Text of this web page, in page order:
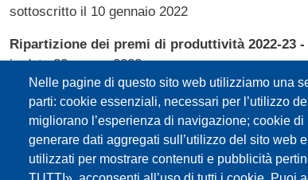
Nelle pagine di questo sito web utilizziamo una
parti: cookie essenziali, necessari per l’utilizzo
migliorano l’esperienza di navigazione; cookie
generare dati aggregati sull’utilizzo del sito web
utilizzati per mostrare contenuti e pubblicità
sottoscritto il 10 gennaio 2022
Ripartizione dei premi di produttività 2022-23 -
in data 30 marzo 2023
Contratto collettivo decentratoriguardante i
definitivamente sottoscritto l'8 gennaio 2024
Modifica del Contratto collettivo provinciale
sottoscritta il 27 agosto 2025